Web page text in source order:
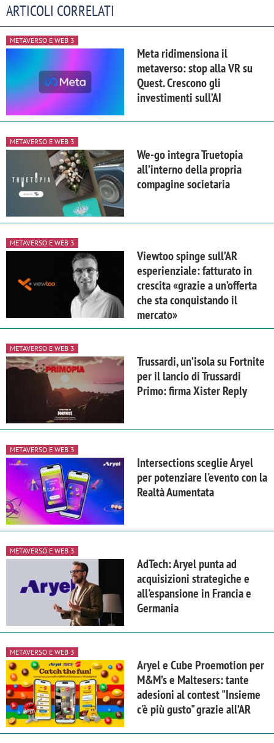
ARTICOLI CORRELATI
METAVERSO E WEB 3
Meta ridimensiona il
metaverso: stop alla VR su
Quest. Crescono gli
investimenti sull’AI
METAVERSO E WEB 3
We-go integra Truetopia
all’interno della propria
compagine societaria
METAVERSO E WEB 3
Viewtoo spinge sull’AR
esperienziale: fatturato in
crescita «grazie a un’offerta
che sta conquistando il
mercato»
METAVERSO E WEB 3
Trussardi, un’isola su Fortnite
per il lancio di Trussardi
Primo: firma Xister Reply
METAVERSO E WEB 3
Intersections sceglie Aryel
per potenziare l'evento con la
Realtà Aumentata
METAVERSO E WEB 3
AdTech: Aryel punta ad
acquisizioni strategiche e
all'espansione in Francia e
Germania
METAVERSO E WEB 3
Aryel e Cube Proemotion per
M&M’s e Maltesers: tante
adesioni al contest "Insieme
c'è più gusto" grazie all’AR